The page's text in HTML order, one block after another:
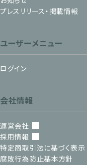
プレスリリース・掲載情報
ユーザーメニュー
ログイン
会社情報
運営会社
採用情報
特定商取引法に基づく表示
腐敗行為防止基本方針